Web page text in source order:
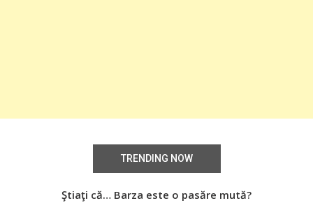
TRENDING NOW
Ştiaţi că… Barza este o pasăre mută?